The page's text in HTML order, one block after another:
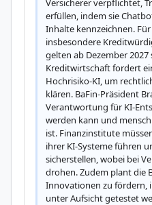
Versicherer verpflichtet,
erfüllen, indem sie
Inhalte kennzeichnen.
insbesondere
gelten ab Dezember
Kreditwirtschaft fordert
Hochrisiko-KI, um
klären. BaFin-Präsident
Verantwortung für KI-
werden kann und
ist. Finanzinstitute
ihrer KI-Systeme führen
sicherstellen, wobei bei
drohen. Zudem plant die
Innovationen zu fördern,
unter Aufsicht getestet